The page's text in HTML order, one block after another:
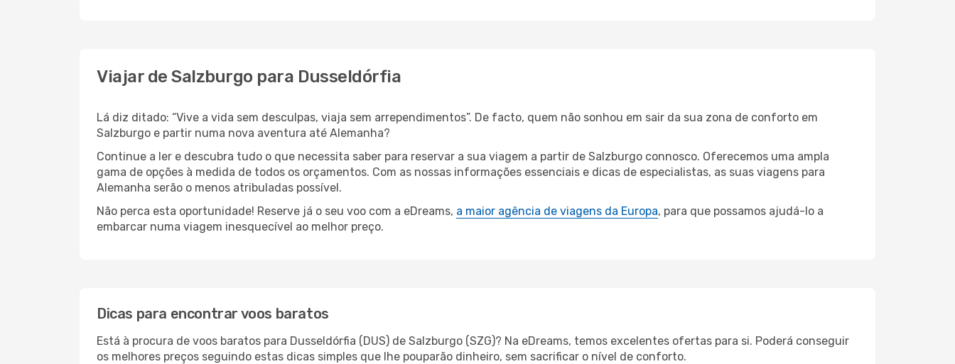
Viajar de Salzburgo para Dusseldórfia
Lá diz ditado: “Vive a vida sem desculpas, viaja sem arrependimentos”. De facto, quem não sonhou em sair da sua zona de conforto em
Salzburgo e partir numa nova aventura até Alemanha?
Continue a ler e descubra tudo o que necessita saber para reservar a sua viagem a partir de Salzburgo connosco. Oferecemos uma ampla
gama de opções à medida de todos os orçamentos. Com as nossas informações essenciais e dicas de especialistas, as suas viagens para
Alemanha serão o menos atribuladas possível.
Não perca esta oportunidade! Reserve já o seu voo com a eDreams, a maior agência de viagens da Europa, para que possamos ajudá-lo a
embarcar numa viagem inesquecível ao melhor preço.
Dicas para encontrar voos baratos
Está à procura de voos baratos para Dusseldórfia (DUS) de Salzburgo (SZG)? Na eDreams, temos excelentes ofertas para si. Poderá conseguir
os melhores preços seguindo estas dicas simples que lhe pouparão dinheiro, sem sacrificar o nível de conforto.